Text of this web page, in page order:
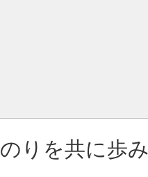
りを共に歩み